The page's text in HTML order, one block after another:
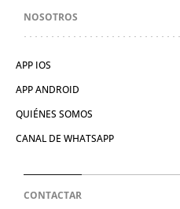
NOSOTROS
APP IOS
APP ANDROID
QUIÉNES SOMOS
CANAL DE WHATSAPP
CONTACTAR